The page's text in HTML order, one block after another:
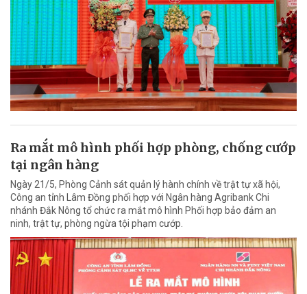
Ra mắt mô hình phối hợp phòng, chống cướp
tại ngân hàng
Ngày 21/5, Phòng Cảnh sát quản lý hành chính về trật tự xã hội,
Công an tỉnh Lâm Đồng phối hợp với Ngân hàng Agribank Chi
nhánh Đắk Nông tổ chức ra mắt mô hình Phối hợp bảo đảm an
ninh, trật tự, phòng ngừa tội phạm cướp.